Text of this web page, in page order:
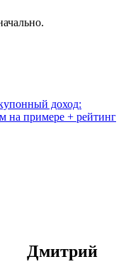
доход:
на примере + рейтинг
Дмитрий